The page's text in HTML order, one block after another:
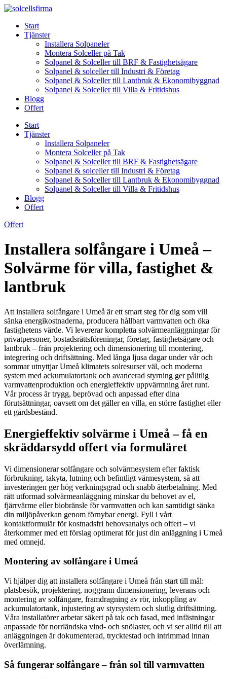
Skip
contentStart
Tjänster
Installera Solpaneler
Montera Solceller på Tak
Solpanel & Solceller till BRF & Fastighetsägare
Solpanel & solceller till Industri & Företag
Solpanel & Solceller till Lantbruk & Ekonomibyggnad
Solpanel & Solceller till Villa & Fritidshus
Blogg
Offert
Start
Tjänster
Installera Solpaneler
Montera Solceller på Tak
Solpanel & Solceller till BRF & Fastighetsägare
Solpanel & solceller till Industri & Företag
Solpanel & Solceller till Lantbruk & Ekonomibyggnad
Solpanel & Solceller till Villa & Fritidshus
Blogg
Offert
Offert
Installera solfångare i Umeå –
Solvärme för villa, fastighet &
lantbruk
Att installera solfångare i Umeå är ett smart steg för dig som vill
sänka energikostnaderna, producera hållbart varmvatten och öka
fastighetens värde. Vi levererar kompletta solvärmeanläggningar för
privatpersoner, bostadsrättsföreningar, företag, fastighetsägare och
lantbruk – från projektering och dimensionering till montering,
integrering och driftsättning. Med långa ljusa dagar under vår och
sommar utnyttjar Umeå klimatets solresurser väl, och moderna
system med ackumulatortank och avancerad styrning ger pålitlig
varmvattenproduktion och energieffektiv uppvärmning året runt.
Vår process är trygg, beprövad och anpassad efter dina
förutsättningar, oavsett om det gäller en villa, en större fastighet eller
ett gårdsbestånd.
Energieffektiv solvärme i Umeå – få en
skräddarsydd offert via formuläret
Vi dimensionerar solfångare och solvärmesystem efter faktisk
förbrukning, takyta, lutning och befintligt värmesystem, så att
investeringen ger hög verkningsgrad och snabb återbetalning. Med
rätt utformad solvärmeanläggning minskar du behovet av el,
fjärrvärme eller biobränsle för varmvatten och kan samtidigt sänka
din miljöpåverkan genom förnybar energi. Fyll i vårt
kontaktformulär för kostnadsfri behovsanalys och offert – vi
återkommer med ett förslag optimerat för just din anläggning i Umeå
med omnejd.
Montering av solfångare i Umeå
Vi hjälper dig att installera solfångare i Umeå från start till mål:
platsbesök, projektering, noggrann dimensionering, leverans och
montering av solfångare, framdragning av rör, inkoppling av
ackumulatortank, injustering av styrsystem och slutlig driftsättning.
Våra installatörer arbetar säkert på tak och fasad, med infästningar
anpassade för norrländska vind- och snölaster, och vi ser alltid till att
anläggningen är dokumenterad, trycktestad och intrimmad innan
överlämning.
Så fungerar solfångare – från sol till varmvatten